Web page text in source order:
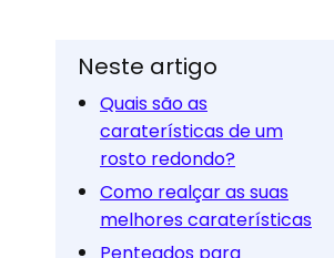
Neste artigo
Quais são as
caraterísticas de um
rosto redondo?
Como realçar as suas
melhores caraterísticas